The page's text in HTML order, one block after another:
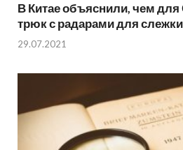
В Китае объяснили, чем
трюк с радарами для
29.07.2021